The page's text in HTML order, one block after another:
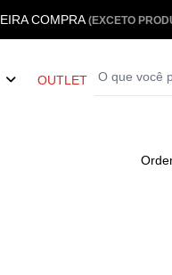
COMPRA (EXCETO
OUTLET